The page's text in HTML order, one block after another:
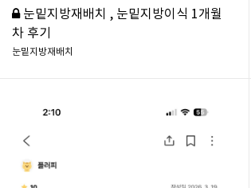
눈밑지방재배치 , 눈밑지방이식 1개월
차 후기
눈밑지방재배치